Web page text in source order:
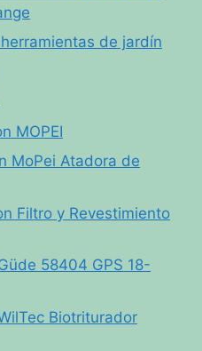
de jardín
MOPEI
MoPei Atadora de
Filtro y Revestimiento
58404 GPS 18-
Biotriturador